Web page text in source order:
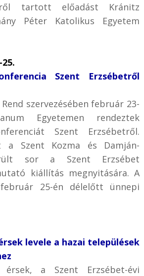
tartott előadást Kránitz
Péter Katolikus Egyetem
Szent Erzsébetről
szervezésében február 23-
Egyetemen rendeztek
Szent Erzsébetről.
a Szent Kozma és Damján-
sor a Szent Erzsébet
kiállítás megnyitására. A
február 25-én délelőtt ünnepi
levele a hazai települések
érsek, a Szent Erzsébet-évi